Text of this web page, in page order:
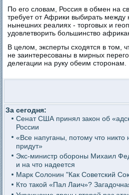
По его словам, Россия в обмен на
требует от Африки выбирать между
нынешних реалиях - торговых и
удовлетворить большинство
В целом, эксперты сходятся в том,
не заинтересованы в мирных
делегации на руку обеим сторонам.
За сегодня:
Сенат США принял закон об
России
«Все напуганы, потому что никто
придут»
Экс-министр обороны Михаил
и на что надеется
Марк Солонин "Как Советский
Кто такой «Пал Лаич»?